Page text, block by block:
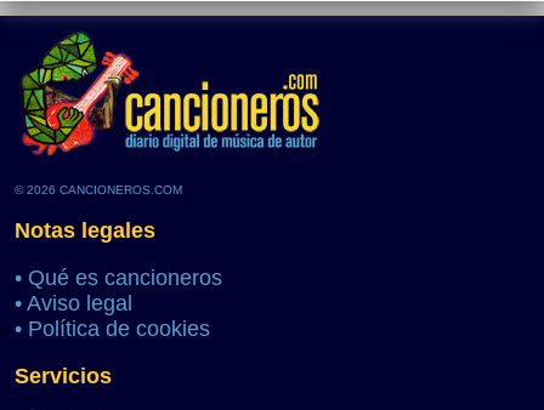
© 2026 CANCIONEROS.COM
Notas legales
• Qué es cancioneros
• Aviso legal
• Política de cookies
Servicios